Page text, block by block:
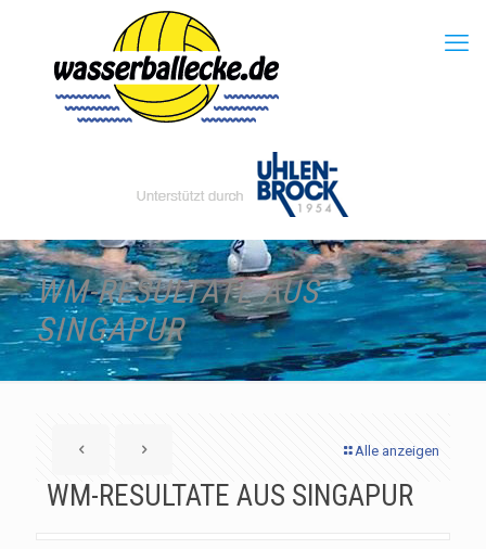
WM-RESULTATE AUS
SINGAPUR
Alle anzeigen
WM-RESULTATE AUS SINGAPUR